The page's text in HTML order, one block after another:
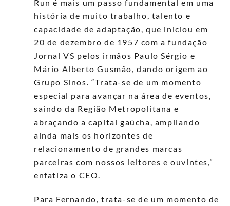
Run é mais um passo fundamental em uma
história de muito trabalho, talento e
capacidade de adaptação, que iniciou em
20 de dezembro de 1957 com a fundação
Jornal VS pelos irmãos Paulo Sérgio e
Mário Alberto Gusmão, dando origem ao
Grupo Sinos. “Trata-se de um momento
especial para avançar na área de eventos,
saindo da Região Metropolitana e
abraçando a capital gaúcha, ampliando
ainda mais os horizontes de
relacionamento de grandes marcas
parceiras com nossos leitores e ouvintes,”
enfatiza o CEO.
Para Fernando, trata-se de um momento de